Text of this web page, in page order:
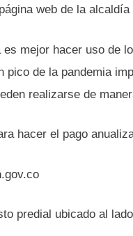
web de la
es mejor hacer uso de
pico de la pandemia
realizarse de
hacer el pago
predial ubicado al